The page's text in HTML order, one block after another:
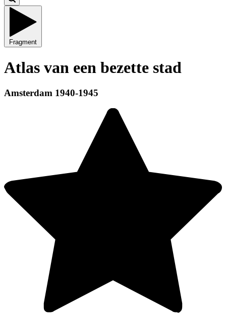
Fragment
Atlas van een bezette stad
Amsterdam 1940-1945